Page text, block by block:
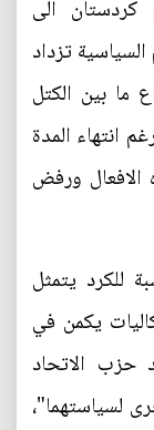
كردستان الى
تزداد
ما بين الكتل
انتهاء المدة
الافعال ورفض
للكرد يتمثل
يكمن في
حزب الاتحاد
لسياستهما"،